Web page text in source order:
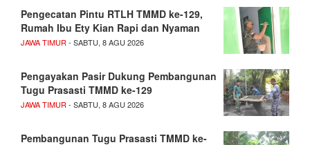
Pengecatan Pintu RTLH TMMD ke-129,
Rumah Ibu Ety Kian Rapi dan Nyaman
JAWA TIMUR- SABTU, 8 AGU 2026
Pengayakan Pasir Dukung Pembangunan
Tugu Prasasti TMMD ke-129
JAWA TIMUR- SABTU, 8 AGU 2026
Pembangunan Tugu Prasasti TMMD ke-